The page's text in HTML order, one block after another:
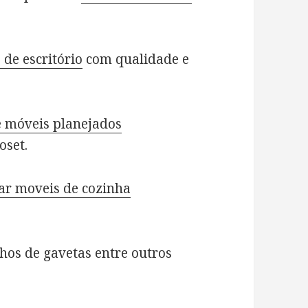
de escritório com qualidade e
móveis planejados
moveis de cozinha
de gavetas entre outros